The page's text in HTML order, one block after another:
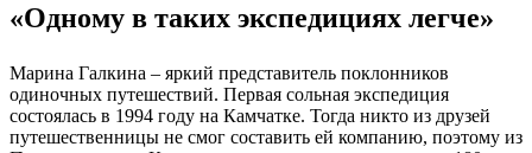
«Одному в таких экспедициях легче»
Марина Галкина – яркий представитель поклонников
одиночных путешествий. Первая сольная экспедиция
состоялась в 1994 году на Камчатке. Тогда никто из друзей
путешественницы не смог составить ей компанию, поэтому из